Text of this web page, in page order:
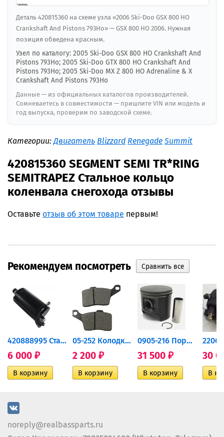
Деталь 420815360 на схеме узла «2006 Ski-Doo GSX 800 HO
Crankshaft And Pistons 793Ho» — GSX 800 HO 2006. Нужная
позиция обведена красным.
Узел по каталогу: 2005 Ski-Doo GSX 800 HO Crankshaft And
Pistons 793Ho; 2005 Ski-Doo GTX 800 HO Crankshaft And
Pistons 793Ho; 2005 Ski-Doo MX Z 800 HO Adrenaline & X
Crankshaft And Pistons 793Ho
Данные — из официальных каталогов производителей.
Сомневаетесь в совместимости — пришлите VIN или модель и
год выпуска, проверим по заводской схеме.
Категории:Двигатель Blizzard Renegade Summit
420815360 SEGMENT SEMI TR*RING
SEMITRAPEZ Стальное кольцо
коленвала снегохода отзывы
Оставьте отзыв об этом товаре первым!
Рекомендуем посмотреть
420888995 Стартер для...
6 000 ₽
05-252 Колодки тормозные...
2 200 ₽
0905-216 Поршень Arctic Cat...
31 500 ₽ 30
noreply@realbassparts.ru